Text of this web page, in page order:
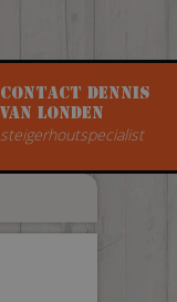
Contact Dennis
van Londen
steigerhoutspecialist